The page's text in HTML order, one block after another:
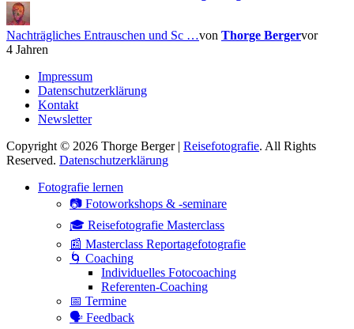
Nachträgliches Entrauschen und Sc …von Thorge Bergervor
4 Jahren
Impressum
Datenschutzerklärung
Kontakt
Newsletter
Copyright © 2026 Thorge Berger | Reisefotografie. All Rights
Reserved. Datenschutzerklärung
scrollenFotografie lernen
📷 Fotoworkshops & -seminare
🎓 Reisefotografie Masterclass
📰 Masterclass Reportagefotografie
🌀 Coaching
Individuelles Fotocoaching
Referenten-Coaching
📅 Termine
🗣 Feedback